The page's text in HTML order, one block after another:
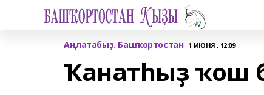
Аңлатабыҙ. Башҡортостан 1 ИЮНЯ , 12:09
Ҡанатһыҙ ҡош